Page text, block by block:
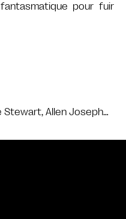
Stewart, Allen Joseph…
pour fuir